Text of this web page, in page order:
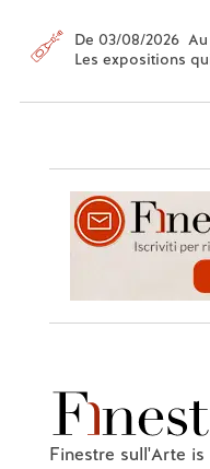
De 03/08/2026
Les expositions
Finestre sull'Arte